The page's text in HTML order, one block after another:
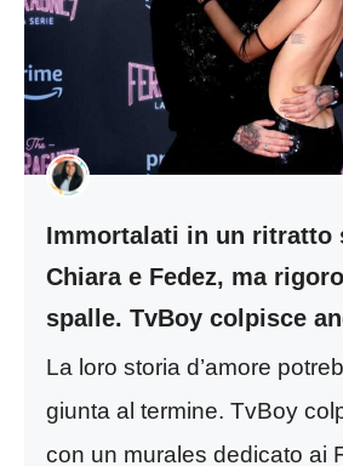
Immortalati in un ritratto
Chiara e Fedez, ma
spalle. TvBoy colpisce
La loro storia d’amore
giunta al termine. TvBoy
con un murales dedicato ai